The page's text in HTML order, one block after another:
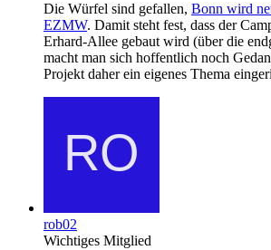
Die Würfel sind gefallen, Bonn wird
EZMW. Damit steht fest, dass der
Erhard-Allee gebaut wird (über die
macht man sich hoffentlich noch
Projekt daher ein eigenes Thema
rob02
Wichtiges Mitglied